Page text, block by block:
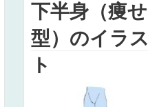
下半身（痩せ
型）のイラス
ト